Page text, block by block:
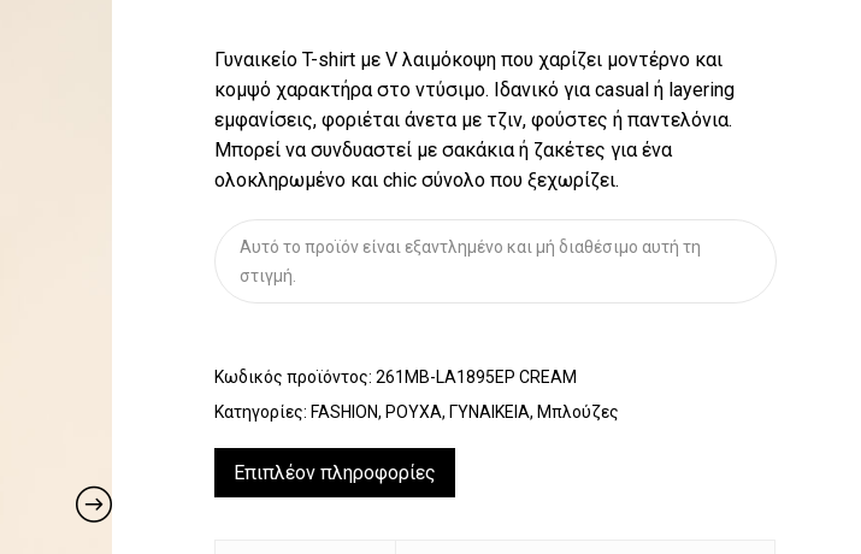
Γυναικείο T-shirt με V λαιμόκοψη που χαρίζει μοντέρνο και
κομψό χαρακτήρα στο ντύσιμο. Ιδανικό για casual ή layering
εμφανίσεις, φοριέται άνετα με τζιν, φούστες ή παντελόνια.
Μπορεί να συνδυαστεί με σακάκια ή ζακέτες για ένα
ολοκληρωμένο και chic σύνολο που ξεχωρίζει.
Αυτό το προϊόν είναι εξαντλημένο και μή διαθέσιμο αυτή τη
στιγμή.
Κωδικός προϊόντος:261MB-LA1895EP CREAM
Κατηγορίες: FASHION, ΡΟΥΧΑ, ΓΥΝΑΙΚΕΙΑ, Μπλούζες
Επιπλέον πληροφορίες